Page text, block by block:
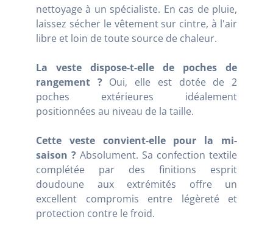
nettoyage à un spécialiste. En cas de pluie,
laissez sécher le vêtement sur cintre, à l'air
libre et loin de toute source de chaleur.
La veste dispose-t-elle de poches de
rangement ?Oui, elle est dotée de 2
poches extérieures idéalement
positionnées au niveau de la taille.
Cette veste convient-elle pour la mi-
saison ? Absolument. Sa confection textile
complétée par des finitions esprit
doudoune aux extrémités offre un
excellent compromis entre légèreté et
protection contre le froid.